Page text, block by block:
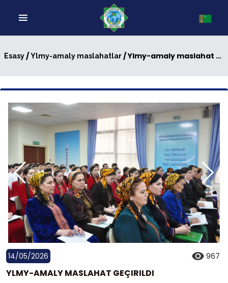
Esasy/Ylmy-amaly maslahatlar/ Ylmy-amaly maslahat geçirildi
14/05/2026 967
YLMY-AMALY MASLAHAT GEÇIRILDI